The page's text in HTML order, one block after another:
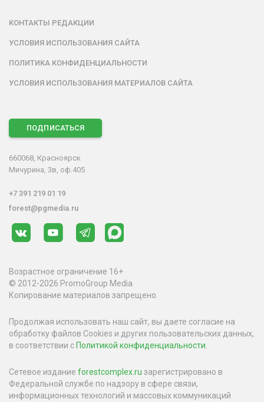
КОНТАКТЫ РЕДАКЦИИ
УСЛОВИЯ ИСПОЛЬЗОВАНИЯ САЙТА
ПОЛИТИКА КОНФИДЕНЦИАЛЬНОСТИ
УСЛОВИЯ ИСПОЛЬЗОВАНИЯ МАТЕРИАЛОВ САЙТА
ПОДПИСАТЬСЯ
660068, Красноярск
Мичурина, 3в, оф.405
+7 391 219 01 19
forest@pgmedia.ru
Возрастное ограничение 16+
© 2012-2026 PromoGroup Media
Копирование материалов запрещено.
Продолжая использовать наш сайт, вы даете согласие на
обработку файлов Cookies и других пользовательских данных,
в соответствии с Политикой конфиденциальности
Сетевое издание forestcomplex.ru зарегистрировано в
Федеральной службе по надзору в сфере связи,
информационных технологий и массовых коммуникаций